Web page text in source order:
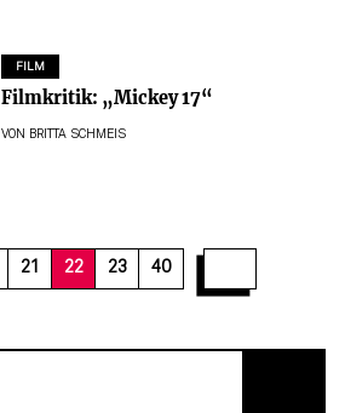
FILM
Filmkritik: „Mickey 17“
VON BRITTA SCHMEIS
21 22 23 40
28 3031 3334 36